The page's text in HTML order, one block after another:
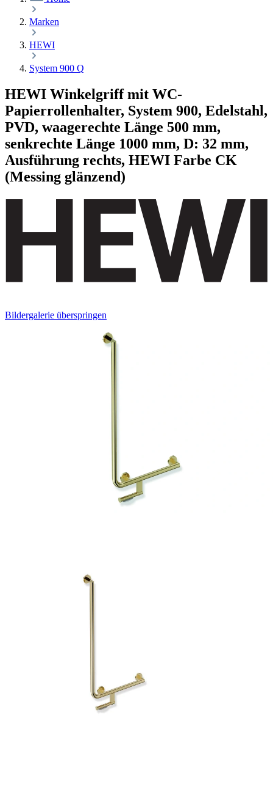
Marken
HEWI
System 900 Q
HEWI Winkelgriff mit WC-
Papierrollenhalter, System 900, Edelstahl,
PVD, waagerechte Länge 500 mm,
senkrechte Länge 1000 mm, D: 32 mm,
Ausführung rechts, HEWI Farbe CK
(Messing glänzend)
Bildergalerie überspringen